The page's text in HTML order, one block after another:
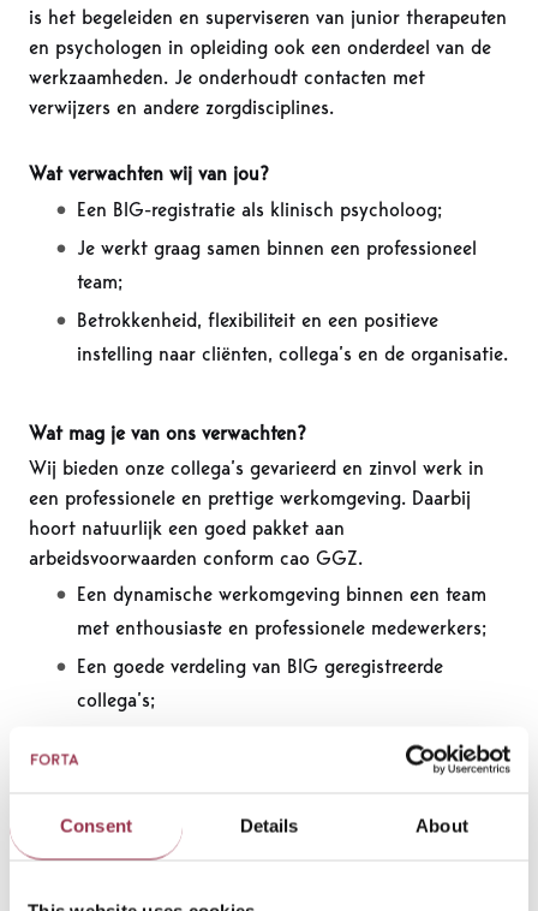
Consent Details About
is het begeleiden en superviseren van junior therapeuten
en psychologen in opleiding ook een onderdeel van de
werkzaamheden. Je onderhoudt contacten met
verwijzers en andere zorgdisciplines.
Wat verwachten wij van jou?
Een BIG-registratie als klinisch psycholoog;
Je werkt graag samen binnen een professioneel
team;
Betrokkenheid, flexibiliteit en een positieve
instelling naar cliënten, collega’s en de organisatie.
Wat mag je van ons verwachten?
Wij bieden onze collega’s gevarieerd en zinvol werk in
een professionele en prettige werkomgeving. Daarbij
hoort natuurlijk een goed pakket aan
arbeidsvoorwaarden conform cao GGZ.
Een dynamische werkomgeving binnen een team
met enthousiaste en professionele medewerkers;
Een goede verdeling van BIG geregistreerde
collega’s;
Ruimte voor meedenken en eigen initiatief;
Een grote variatie in problematiek en
behandelingen;